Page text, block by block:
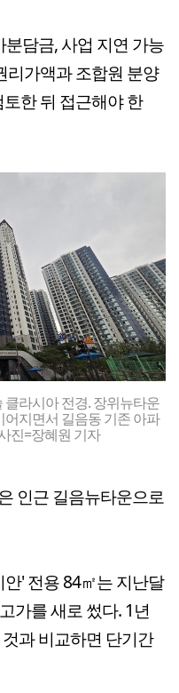
담금, 사업 지연 가능
리가액과 조합원 분양
한 뒤 접근해야 한
라시아 전경. 장위뉴타운
지면서 길음동 기존 아파
진=장혜원 기자
인근 길음뉴타운으로
' 전용 84㎡는 지난달
가를 새로 썼다. 1년
과 비교하면 단기간